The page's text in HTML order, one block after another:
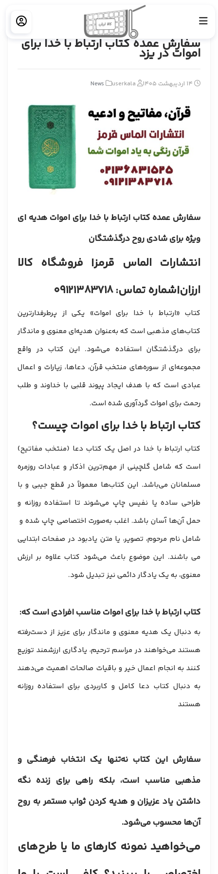
خانه سفارش عمده کتاب ارتباط با خدا برای اموات در یزد
سفارش عمده کتاب ارتباط با خدا برای
اموات در یزد
14 اردیبهشت 1405 userkala
News
سفارش عمده کتاب ارتباط با خدا برای اموات هدیه ای
ویژه برای شادی روح درگذشتگان
انتشارات الماس قرمز| فروشگاه کالا
ارزان|شماره تماس: ۰۹۱۲۱۳۸۳۷۱۸
کتاب «ارتباط با خدا برای اموات» یکی از پرطرفدارترین
کتاب‌های مذهبی است که به‌عنوان هدیه‌ای معنوی و ماندگار
برای درگذشتگان استفاده می‌شود. این کتاب در واقع
مجموعه‌ای از سوره‌های منتخب قرآن، دعاها، زیارات و اعمال
عبادی است که با هدف ایجاد پیوند قلبی با خداوند و طلب
رحمت برای اموات گردآوری شده است.
کتاب ارتباط با خدا برای اموات چیست؟
کتاب ارتباط با خدا در اصل یک کتاب دعا (منتخب مفاتیح)
است که شامل گلچینی از مهم‌ترین اذکار و عبادات روزمره
مسلمانان می‌باشد. این کتاب‌ها معمولاً در قطع جیبی و با
طراحی ساده یا نفیس چاپ می‌شوند تا استفاده روزانه و
حمل آن‌ها آسان باشد. اغلب به‌صورت اختصاصی چاپ شده و
شامل نام مرحوم، تصویر، یا متن یادبود در صفحات ابتدایی
می باشند. این موضوع باعث می‌شود کتاب علاوه بر ارزش
معنوی، به یک یادگار دائمی نیز تبدیل شود.
کتاب ارتباط با خدا برای اموات مناسب افرادی است که:
به دنبال یک هدیه معنوی و ماندگار برای عزیز از دست‌رفته
هستند می‌خواهند در مراسم ترحیم، یادگاری ارزشمند توزیع
کنند به انجام اعمال خیر و باقیات صالحات اهمیت می‌دهند
به دنبال کتاب دعا کامل و کاربردی برای استفاده روزانه
هستند
سفارش این کتاب نه‌تنها یک انتخاب فرهنگی و
مذهبی مناسب است، بلکه راهی برای زنده نگه
داشتن یاد عزیزان و هدیه کردن ثواب مستمر به روح
آن‌ها محسوب می‌شود.
​می‌خواهید نمونه کارهای ما یا طرح‌های